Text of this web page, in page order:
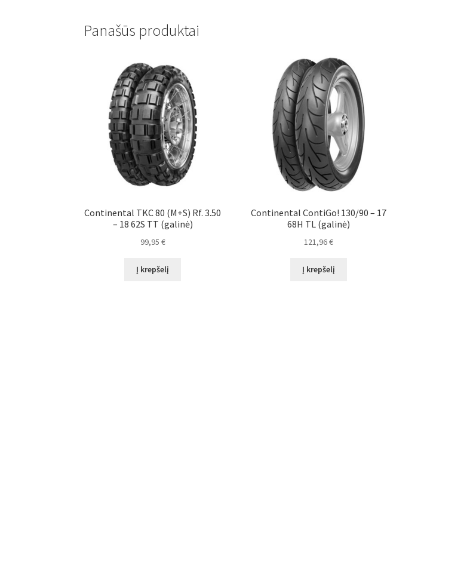
Panašūs produktai
Continental TKC 80 (M+S) Rf. 3.50
– 18 62S TT (galinė)
99,95 €
Į krepšelį
Continental ContiGo! 130/90 – 17
68H TL (galinė)
121,96€
Į krepšelį